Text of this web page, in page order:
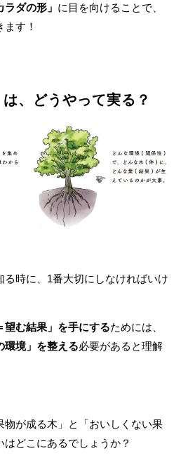
ラダの形」 に目を向けることで、
す！
、どうやって実る？
る時に、1番大切にしなければいけ
望む結果」を手にするためには、
環境」を整える必要があると理解
物が成る木」と「おいしくない果
どこにあるでしょうか？